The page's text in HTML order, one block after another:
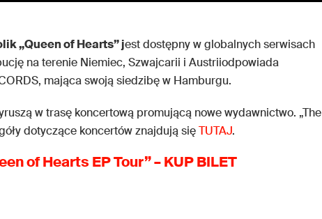
„Queen of Hearts” jest dostępny w globalnych serwisach
na terenie Niemiec, Szwajcarii i Austriiodpowiada
mająca swoją siedzibę w Hamburgu.
w trasę koncertową promującą nowe wydawnictwo. „The
dotyczące koncertów znajdują sięTUTAJ.
of Hearts EP Tour” – KUP BILET